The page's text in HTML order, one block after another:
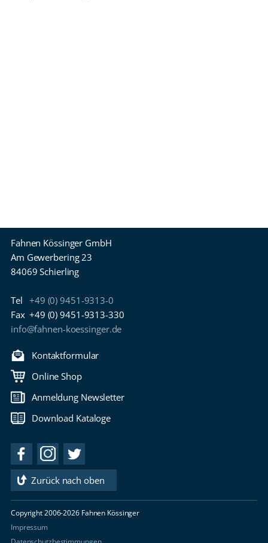
Fahnen Kössinger GmbH
Am Gewerbering 23
84069 Schierling
Tel +49 (0) 9451-9313-0
Fax +49 (0) 9451-9313-330
info@fahnen-koessinger.de
Kontaktformular
Online Shop
Anmeldung Newsletter
Download Kataloge
Zurück nach oben
Copyright 2006-2026 Fahnen Kössinger
Impressum